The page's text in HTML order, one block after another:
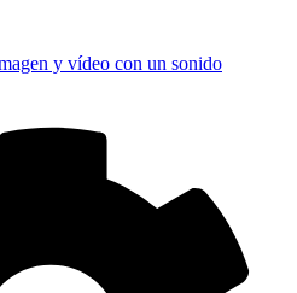
y vídeo con un sonido